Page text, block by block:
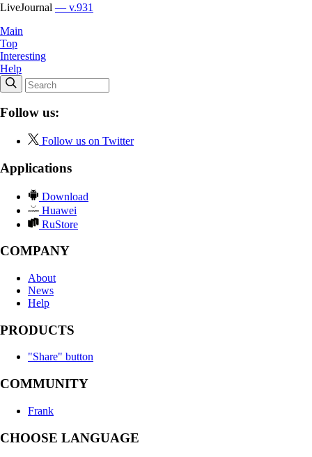
LiveJournal — v.931
Main
Top
Interesting
Help
Follow us:
Follow us on Twitter
Applications
Download
Huawei
RuStore
COMPANY
About
News
Help
PRODUCTS
"Share" button
COMMUNITY
Frank
CHOOSE LANGUAGE